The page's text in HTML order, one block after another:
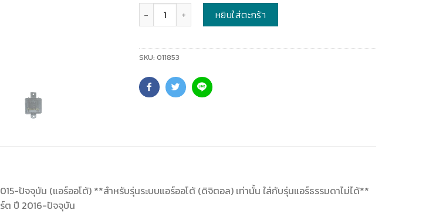
หยิบใส่ตะกร้า
SKU: 011853
ปัจจุบัน (แอร์ออโต้) **สำหรับรุ่นระบบแอร์ออโต้ (ดิจิตอล) เท่านั้น ใส่กับรุ่นแอร์ธรรมดาไม่ได้**
ต ปี 2016-ปัจจุบัน